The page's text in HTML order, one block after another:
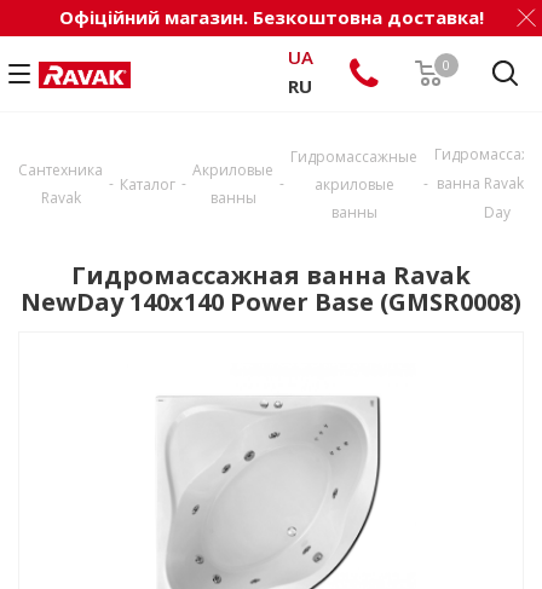
Офіційний магазин. Безкоштовна доставка!
0
UA
RU
Сантехника
Ravak
- Каталог -
Акриловые
ванны
-
Гидромассажные
акриловые
ванны
- ванна Ravak
Day
Гидромассажная ванна Ravak
NewDay 140x140 Power Base (GMSR0008)